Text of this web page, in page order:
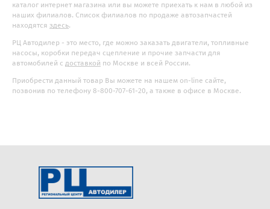
каталог интернет магазина или вы можете приехать к нам в любой из
наших филиалов. Список филиалов по продаже автозапчастей
находятся здесь.
РЦ Автодилер - это место, где можно заказать двигатели, топливные
насосы, коробки передач сцепление и прочие запчасти для
автомобилей с доставкой по Москве и всей России.
Приобрести данный товар Вы можете на нашем on-line сайте,
позвонив по телефону 8-800-707-61-20, а также в офисе в Москве.